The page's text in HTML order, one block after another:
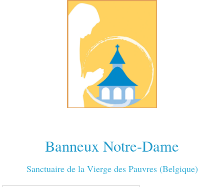
Banneux Notre-Dame
Sanctuaire de la Vierge des Pauvres (Belgique)